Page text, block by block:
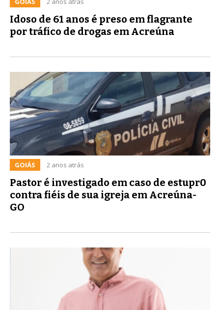
Idoso de 61 anos é preso em flagrante
por tráfico de drogas em Acreúna
GOIÁS 2 anos atrás
Pastor é investigado em caso de estupr0
contra fiéis de sua igreja em Acreúna-
GO